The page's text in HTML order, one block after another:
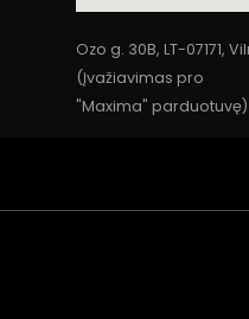
Ozo g. 30B, LT-07171,
(Įvažiavimas pro
"Maxima" parduotuvę)